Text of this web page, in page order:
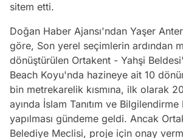
sitem etti.
Doğan Haber Ajansı'ndan Yaşer
göre, Son yerel seçimlerin ardından
dönüştürülen Ortakent - Yahşi
Beach Koyu'nda hazineye ait 10
bin metrekarelik kısmına, ilk olarak
ayında İslam Tanıtım ve
yapılması gündeme geldi. Ancak
Belediye Meclisi, proje için onay